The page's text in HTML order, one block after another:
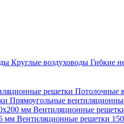
Круглые воздуховоды Гибкие
решетки Потолочные
Прямоугольные
мм Вентиляционные
мм Вентиляционные решетки